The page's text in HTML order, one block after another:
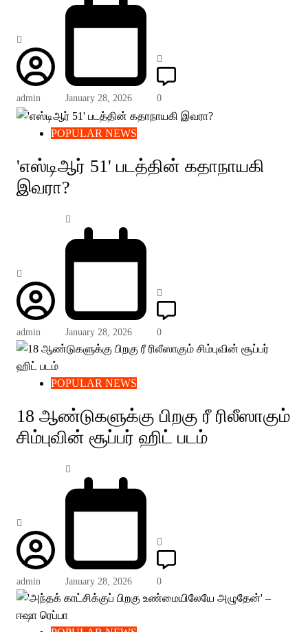
admin January 28, 2026 0
POPULAR NEWS
'எஸ்டிஆர் 51' படத்தின் கதாநாயகி
இவரா?
admin January 28, 2026 0
POPULAR NEWS
18 ஆண்டுகளுக்கு பிறகு ரீ ரிலீஸாகும்
சிம்புவின் சூப்பர் ஹிட் படம்
admin January 28, 2026 0